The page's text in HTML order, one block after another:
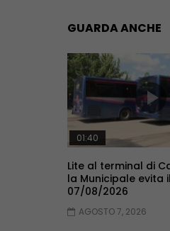
GUARDA ANCHE
01:40
Lite al terminal di
la Municipale evita
07/08/2026
AGOSTO 7, 2026